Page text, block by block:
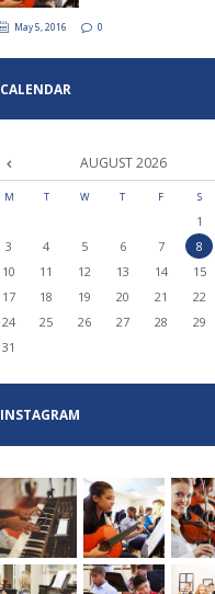
May 5, 2016 0
CALENDAR
AUGUST2026
M T W T F S
1
3
4 5 6 7 8
10
11 12 13 14 15
17
18 19 20 21 22
24
25 26 27 28 29
31
INSTAGRAM